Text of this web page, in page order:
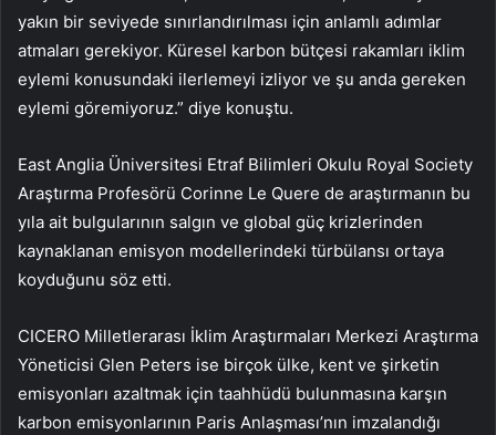
yakın bir seviyede sınırlandırılması için anlamlı adımlar
atmaları gerekiyor. Küresel karbon bütçesi rakamları iklim
eylemi konusundaki ilerlemeyi izliyor ve şu anda gereken
eylemi göremiyoruz.” diye konuştu.
East Anglia Üniversitesi Etraf Bilimleri Okulu Royal Society
Araştırma Profesörü Corinne Le Quere de araştırmanın bu
yıla ait bulgularının salgın ve global güç krizlerinden
kaynaklanan emisyon modellerindeki türbülansı ortaya
koyduğunu söz etti.
CICERO Milletlerarası İklim Araştırmaları Merkezi Araştırma
Yöneticisi Glen Peters ise birçok ülke, kent ve şirketin
emisyonları azaltmak için taahhüdü bulunmasına karşın
karbon emisyonlarının Paris Anlaşması’nın imzalandığı